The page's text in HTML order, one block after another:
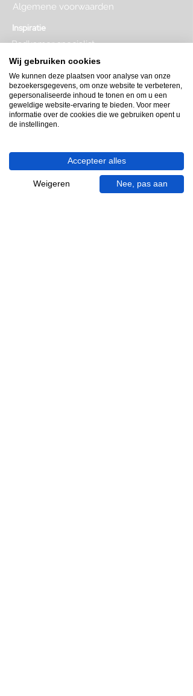
Algemene voorwaarden
Inspiratie
Badkamer specialist
Complete badkamer
Badkamer kopen
Badkamer op maat
Badkamer indeling
Badkamer plattegrond
Badkamer verbouwen
Toilet renovatie
Visgraat tegels
Wij gebruiken cookies
We kunnen deze plaatsen voor analyse van onze
bezoekersgegevens, om onze website te verbeteren,
gepersonaliseerde inhoud te tonen en om u een
geweldige website-ervaring te bieden. Voor meer
informatie over de cookies die we gebruiken opent u
de instellingen.
Accepteer alles
Weigeren Nee, pas aan